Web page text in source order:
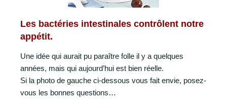
Les bactéries intestinales contrôlent notre
appétit.
Une idée qui aurait pu paraître folle il y a quelques
années, mais qui aujourd’hui est bien réelle.
Si la photo de gauche ci-dessous vous fait envie, posez-
vous les bonnes questions…